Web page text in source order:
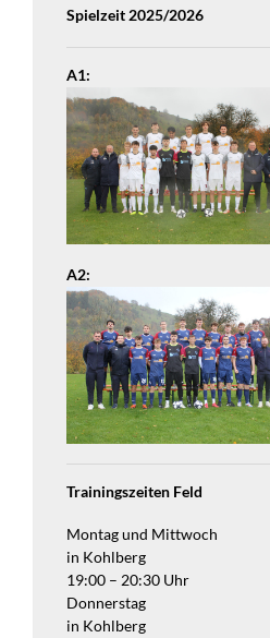
Spielzeit 2025/2026
A1:
A2:
Trainingszeiten Feld
Montag und Mittwoch
in Kohlberg
19:00 – 20:30 Uhr
Donnerstag
in Kohlberg